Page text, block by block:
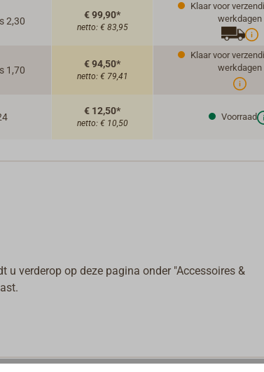
2,30
€ 99,90*
netto: € 83,95
Klaar voor
werkdagen
1,70
€ 94,50*
netto: € 79,41
Klaar voor
werkdagen
€ 12,50*
netto: € 10,50
Voorraad
verderop op deze pagina onder "Accessoires &